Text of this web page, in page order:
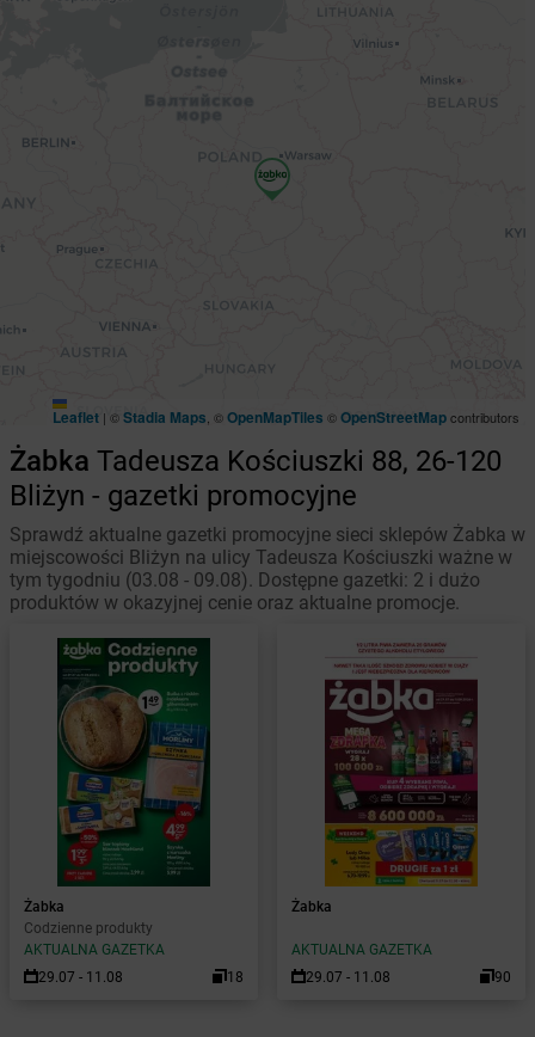
Leaflet | ©Stadia Maps , ©OpenMapTiles ©OpenStreetMapcontributors
Żabka Tadeusza Kościuszki 88, 26-120
Bliżyn - gazetki promocyjne
Sprawdź aktualne gazetki promocyjne sieci sklepów Żabka w
miejscowości Bliżyn na ulicy Tadeusza Kościuszki ważne w
tym tygodniu (03.08 - 09.08). Dostępne gazetki: 2 i dużo
produktów w okazyjnej cenie oraz aktualne promocje.
Żabka
Codzienne produkty
AKTUALNA GAZETKA
29.07 - 11.08
18
Żabka
AKTUALNA GAZETKA
29.07 - 11.08
90